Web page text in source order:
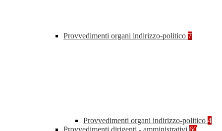
Provvedimenti organi indirizzo-politico 7
Provvedimenti organi indirizzo-politico 4